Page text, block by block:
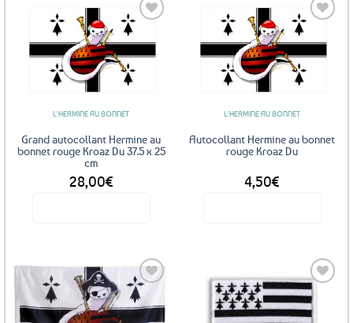
Ajouter
L'HERMINE AU BONNET
Grand autocollant Hermine au
bonnet rouge Kroaz Du 37.5 x 25
cm
28,00€
Ajouter
L'HERMINE AU BONNET
Autocollant Hermine au bonnet
rouge Kroaz Du
4,50€
Ajouter Ajouter